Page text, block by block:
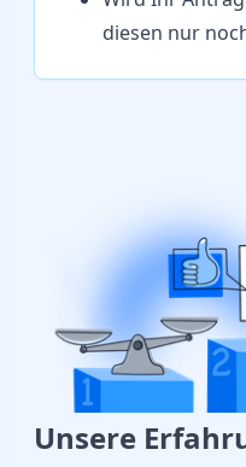
diesen nur
Unsere